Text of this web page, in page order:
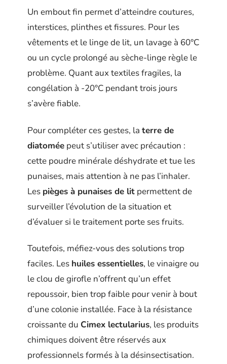
Un embout fin permet d’atteindre coutures,
interstices, plinthes et fissures. Pour les
vêtements et le linge de lit, un lavage à 60°C
ou un cycle prolongé au sèche-linge règle le
problème. Quant aux textiles fragiles, la
congélation à -20°C pendant trois jours
s’avère fiable.
Pour compléter ces gestes, la terre de
diatomée peut s’utiliser avec précaution :
cette poudre minérale déshydrate et tue les
punaises, mais attention à ne pas l’inhaler.
Les pièges à punaises de lit permettent de
surveiller l’évolution de la situation et
d’évaluer si le traitement porte ses fruits.
Toutefois, méfiez-vous des solutions trop
faciles. Les huiles essentielles, le vinaigre ou
le clou de girofle n’offrent qu’un effet
repoussoir, bien trop faible pour venir à bout
d’une colonie installée. Face à la résistance
croissante du Cimex lectularius, les produits
chimiques doivent être réservés aux
professionnels formés à la désinsectisation.